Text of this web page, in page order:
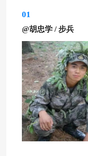
01
@胡忠学 / 步兵